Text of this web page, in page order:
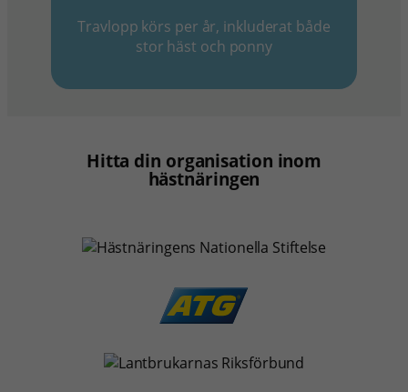
Travlopp körs per år, inkluderat både
stor häst och ponny
Hitta din organisation inom
hästnäringen